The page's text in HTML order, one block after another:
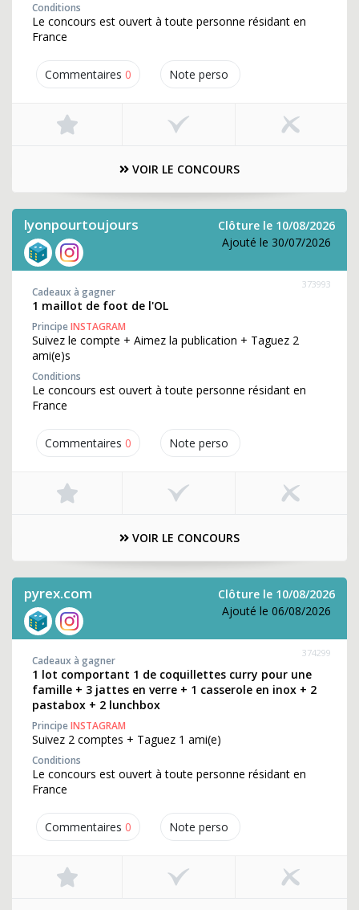
Commentaires 0 Note perso
Conditions
Le concours est ouvert à toute personne résidant en
France
VOIR LE CONCOURS
lyonpourtoujours
Clôture le 10/08/2026
Ajouté le 30/07/2026
Commentaires 0 Note perso
373993
Cadeaux à gagner
1 maillot de foot de l'OL
PrincipeINSTAGRAM
Suivez le compte + Aimez la publication + Taguez 2
ami(e)s
Conditions
Le concours est ouvert à toute personne résidant en
France
VOIR LE CONCOURS
pyrex.com
Clôture le 10/08/2026
Ajouté le 06/08/2026
Commentaires 0 Note perso
374299
Cadeaux à gagner
1 lot comportant 1 de coquillettes curry pour une
famille + 3 jattes en verre + 1 casserole en inox + 2
pastabox + 2 lunchbox
PrincipeINSTAGRAM
Suivez 2 comptes + Taguez 1 ami(e)
Conditions
Le concours est ouvert à toute personne résidant en
France